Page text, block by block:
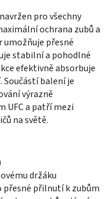
pro všechny
ochrana zubů a
přesné
stabilní a pohodlné
efektivně absorbuje
balení je
výrazně
UFC a patří mezi
na světě.
držáku
přilnutí k zubům